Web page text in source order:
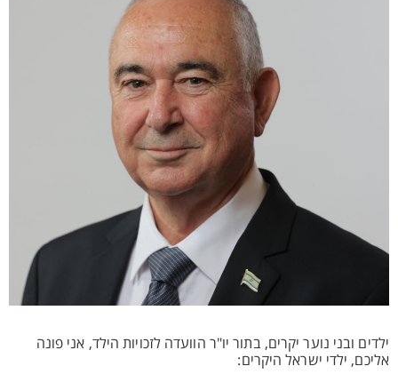
ילדים ובני נוער יקרים, בתור יו"ר הוועדה לזכויות הילד, אני פונה
אליכם, ילדי ישראל היקרים: